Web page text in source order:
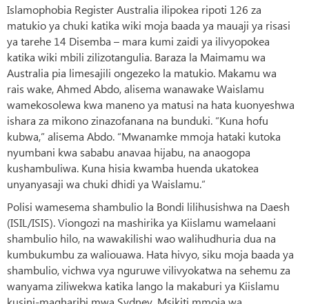
Islamophobia Register Australia ilipokea ripoti 126 za
matukio ya chuki katika wiki moja baada ya mauaji ya risasi
ya tarehe 14 Disemba – mara kumi zaidi ya ilivyopokea
katika wiki mbili zilizotangulia. Baraza la Maimamu wa
Australia pia limesajili ongezeko la matukio. Makamu wa
rais wake, Ahmed Abdo, alisema wanawake Waislamu
wamekosolewa kwa maneno ya matusi na hata kuonyeshwa
ishara za mikono zinazofanana na bunduki. “Kuna hofu
kubwa,” alisema Abdo. “Mwanamke mmoja hataki kutoka
nyumbani kwa sababu anavaa hijabu, na anaogopa
kushambuliwa. Kuna hisia kwamba huenda ukatokea
unyanyasaji wa chuki dhidi ya Waislamu.”
Polisi wamesema shambulio la Bondi lilihusishwa na Daesh
(ISIL/ISIS). Viongozi na mashirika ya Kiislamu wamelaani
shambulio hilo, na wawakilishi wao walihudhuria dua na
kumbukumbu za waliouawa. Hata hivyo, siku moja baada ya
shambulio, vichwa vya nguruwe vilivyokatwa na sehemu za
wanyama ziliwekwa katika lango la makaburi ya Kiislamu